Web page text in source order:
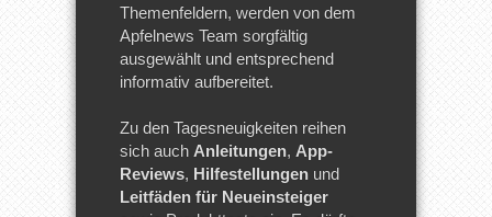
Themenfeldern, werden von dem
Apfelnews Team sorgfältig
ausgewählt und entsprechend
informativ aufbereitet.
Zu den Tagesneuigkeiten reihen
sich auch Anleitungen, App-
Reviews, Hilfestellungen und
Leitfäden für Neueinsteiger